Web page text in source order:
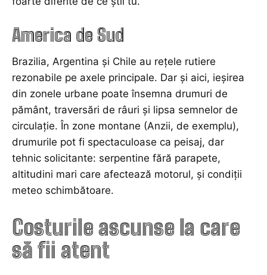
America de Sud
Brazilia, Argentina și Chile au rețele rutiere
rezonabile pe axele principale. Dar și aici, ieșirea
din zonele urbane poate însemna drumuri de
pământ, traversări de râuri și lipsa semnelor de
circulație. În zone montane (Anzii, de exemplu),
drumurile pot fi spectaculoase ca peisaj, dar
tehnic solicitante: serpentine fără parapete,
altitudini mari care afectează motorul, și condiții
meteo schimbătoare.
Costurile ascunse la care
să fii atent